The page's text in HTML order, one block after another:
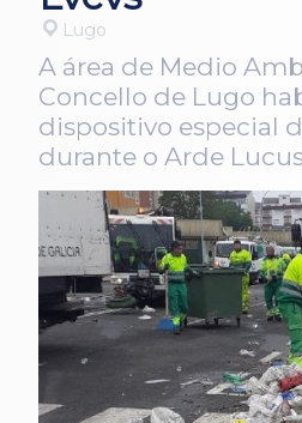
Lugo
A área de Medio
Concello de Lugo
dispositivo especial
durante o Arde